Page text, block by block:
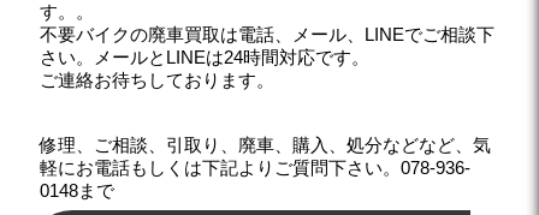
す。。
不要バイクの廃車買取は電話、メール、LINEでご相談下
さい。メールとLINEは24時間対応です。
ご連絡お待ちしております。
修理、ご相談、引取り、廃車、購入、処分などなど、気
軽にお電話もしくは下記よりご質問下さい。078-936-
0148まで